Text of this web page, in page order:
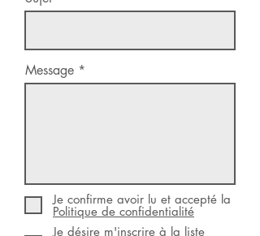
Message
Je confirme avoir lu et accepté la
Politique de confidentialité
Je désire m'inscrire à la liste